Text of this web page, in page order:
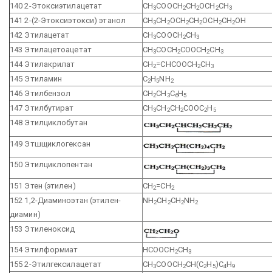
140 2-Этоксиэтилацетат
СН3СООСН2СН2ОСН2СН3
141 2-(2-Этоксиэтокси) этанол СН3СН2ОСН2СН2ОСН2СН2ОН
142 Этилацетат
СН3СООСН2СН3
143 Этилацетоацетат СН3СОСН2СООСН2СН3
144 Этилакрилат СН2=СНСООСН2СН3
145 Этиламин C2H5NH2
146 Этилбензол СН2СН3С6Н5
147 Этилбутират СН3СН2СН2СООС2Н5
148 Этилциклобутан
149 Этшщиклогексан
150 Этилциклопентан
151 Этен (этилен) СН2=СН2
152 1,2-Диаминоэтан (этилен-
диамин)
NH2CH2CH2NH2
153 Этиленоксид
154 Этилформиат НСООСН2СН3
155 2-Этилгексилацетат СН3СООСН2СН(С2Н5)С4Н9